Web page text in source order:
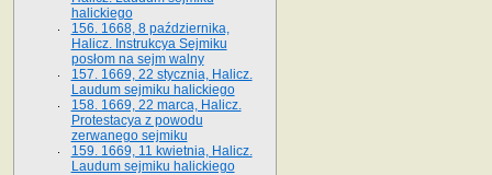
halickiego
156. 1668, 8 października,
Halicz. Instrukcya Sejmiku
posłom na sejm walny
157. 1669, 22 stycznia, Halicz.
Laudum sejmiku halickiego
158. 1669, 22 marca, Halicz.
Protestacya z powodu
zerwanego sejmiku
159. 1669, 11 kwietnia, Halicz.
Laudum sejmiku halickiego